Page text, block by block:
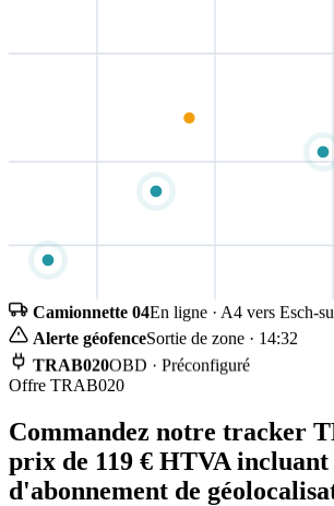
Camionnette 04En ligne · A4 vers Esch-
Alerte géofenceSortie de zone · 14:32
TRAB020OBD · Préconfiguré
Offre TRAB020
Commandez notre tracker
prix de 119 € HTVA incluant
d'abonnement de